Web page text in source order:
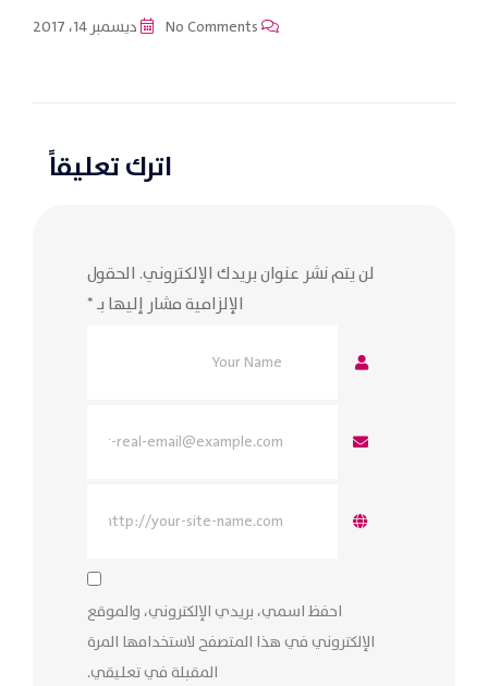
ديسمبر 14، 2017
اترك تعليقاً
لن يتم نشر عنوان بريدك الإلكتروني. الحقول
الإلزامية مشار إليها بـ*
احفظ اسمي، بريدي الإلكتروني، والموقع
الإلكتروني في هذا المتصفح لاستخدامها المرة
المقبلة في تعليقي.